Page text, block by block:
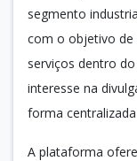
segmento
com o objetivo de
serviços dentro
interesse na
forma
A plataforma